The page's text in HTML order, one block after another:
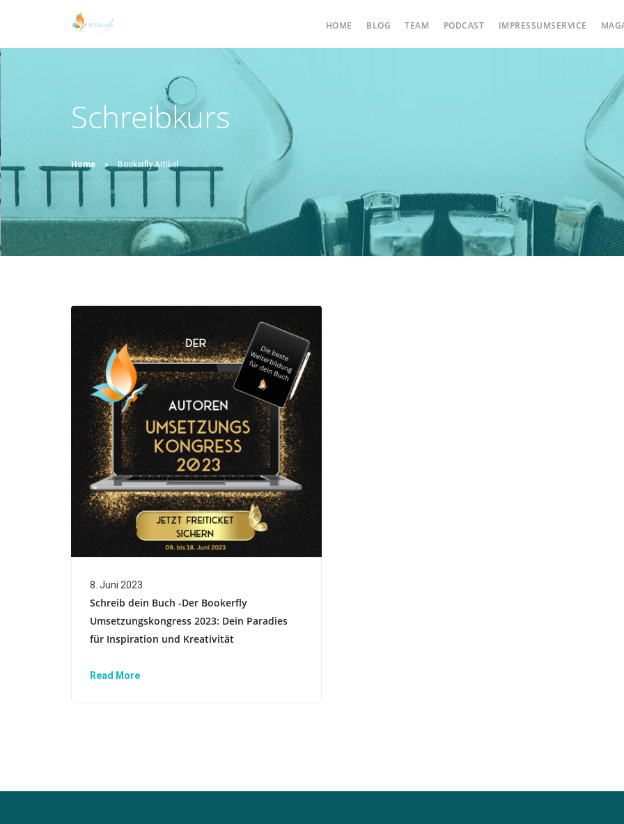
HOME BLOG TEAM PODCAST IMPRESSUMSERVICE
Schreibkurs
Home Bookerfly Artikel
8. Juni 2023
Schreib dein Buch -Der Bookerfly
Umsetzungskongress 2023: Dein Paradies
für Inspiration und Kreativität
Read More